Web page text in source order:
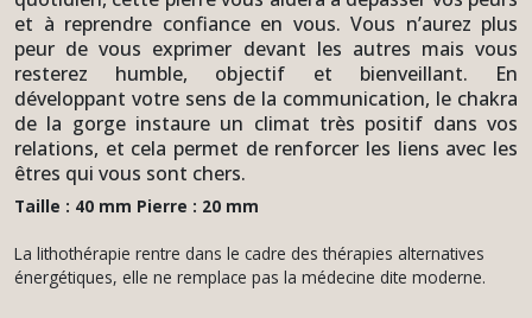
et à reprendre confiance en vous. Vous n’aurez plus
peur de vous exprimer devant les autres mais vous
resterez humble, objectif et bienveillant. En
développant votre sens de la communication, le chakra
de la gorge instaure un climat très positif dans vos
relations, et cela permet de renforcer les liens avec les
êtres qui vous sont chers.
Taille : 40 mm Pierre : 20 mm
La lithothérapie rentre dans le cadre des thérapies alternatives
énergétiques, elle ne remplace pas la médecine dite moderne.